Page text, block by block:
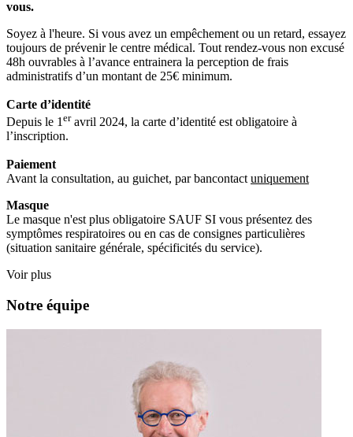
vous.
Soyez à l'heure. Si vous avez un empêchement ou un retard, essayez
toujours de prévenir le centre médical. Tout rendez-vous non excusé
48h ouvrables à l’avance entrainera la perception de frais
administratifs d’un montant de 25€ minimum.
Carte d’identité
Depuis le 1 eravril 2024, la carte d’identité est obligatoire à
l’inscription.
Paiement
Avant la consultation, au guichet, par bancontact uniquement
Masque
Le masque n'est plus obligatoire SAUF SI vous présentez des
symptômes respiratoires ou en cas de consignes particulières
(situation sanitaire générale, spécificités du service).
Voir plus
Notre équipe